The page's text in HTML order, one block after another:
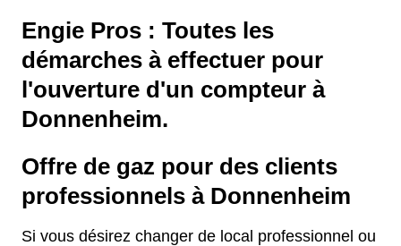
Engie Pros : Toutes les
démarches à effectuer pour
l'ouverture d'un compteur à
Donnenheim.
Offre de gaz pour des clients
professionnels à Donnenheim
Si vous désirez changer de local professionnel ou